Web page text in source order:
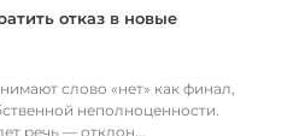
отказ в новые
слово «нет» как финал,
неполноценности.
речь — отклон...